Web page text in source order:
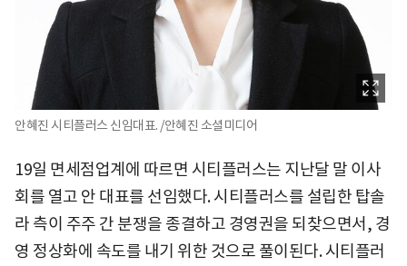
안혜진 시티플러스 신임대표. /안혜진 소셜미디어
19일 면세점업계에 따르면 시티플러스는 지난달 말 이사
회를 열고 안 대표를 선임했다. 시티플러스를 설립한 탑솔
라 측이 주주 간 분쟁을 종결하고 경영권을 되찾으면서, 경
영 정상화에 속도를 내기 위한 것으로 풀이된다. 시티플러